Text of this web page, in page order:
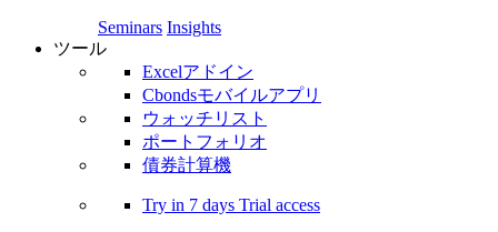
Seminars Insights
ツール
Excelアドイン
Cbondsモバイルアプリ
ウォッチリスト
ポートフォリオ
債券計算機
Try in 7 days Trial access